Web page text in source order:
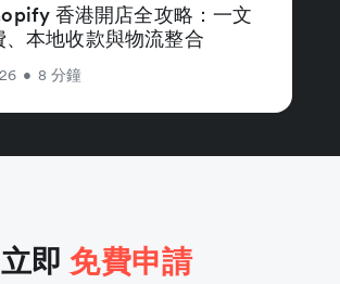
香港開店全攻略：一文
、本地收款與物流整合
• 8 分鐘
立即免費申請